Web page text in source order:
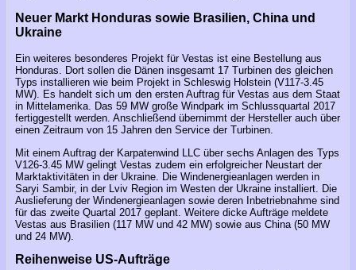
Neuer Markt Honduras sowie Brasilien, China und
Ukraine
Ein weiteres besonderes Projekt für Vestas ist eine Bestellung aus
Honduras. Dort sollen die Dänen insgesamt 17 Turbinen des gleichen
Typs installieren wie beim Projekt in Schleswig Holstein (V117-3.45
MW). Es handelt sich um den ersten Auftrag für Vestas aus dem Staat
in Mittelamerika. Das 59 MW große Windpark im Schlussquartal 2017
fertiggestellt werden. Anschließend übernimmt der Hersteller auch über
einen Zeitraum von 15 Jahren den Service der Turbinen.
Mit einem Auftrag der Karpatenwind LLC über sechs Anlagen des Typs
V126-3.45 MW gelingt Vestas zudem ein erfolgreicher Neustart der
Marktaktivitäten in der Ukraine. Die Windenergieanlagen werden in
Saryi Sambir, in der Lviv Region im Westen der Ukraine installiert. Die
Auslieferung der Windenergieanlagen sowie deren Inbetriebnahme sind
für das zweite Quartal 2017 geplant. Weitere dicke Aufträge meldete
Vestas aus Brasilien (117 MW und 42 MW) sowie aus China (50 MW
und 24 MW).
Reihenweise US-Aufträge